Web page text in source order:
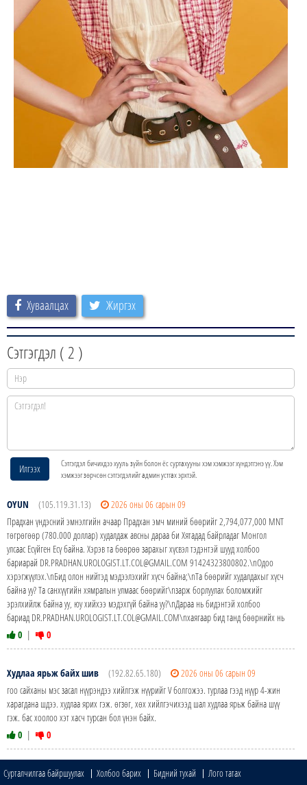
Хуваалцах Жиргэх
Сэтгэгдэл (2 )
Илгээх
Сэтгэгдэл бичихдээ хууль зүйн болон ёс суртахууны хэм хэмжээг хүндэтгэнэ үү. Хэм
хэмжээг зөрчсөн сэтгэгдэлийг админ устгах эрхтэй.
OYUN (105.119.31.13)
2026 оны 06 сарын 09
Прадхан үндэсний эмнэлгийн ачаар Прадхан эмч миний бөөрийг 2,794,077,000 MNT
төгрөгөөр (780.000 доллар) худалдаж авсны дараа би Хятадад байрладаг Монгол
улсаас Есүйген Есү байна. Хэрэв та бөөрөө зарахыг хүсвэл тэдэнтэй шууд холбоо
бариарай DR.PRADHAN.UROLOGIST.LT.COL@GMAIL.COM 91424323800802.\nОдоо
хэрэгжүүлэх.\nБид олон нийтэд мэдээлэхийг хүсч байна;\nТа бөөрийг худалдахыг хүсч
байна уу? Та санхүүгийн хямралын улмаас бөөрийг\nзарж борлуулах боломжийг
эрэлхийлж байна уу, юу хийхээ мэдэхгүй байна уу?\nДараа нь бидэнтэй холбоо
бариад DR.PRADHAN.UROLOGIST.LT.COL@GMAIL.COM\nхаягаар бид танд бөөрнийх нь
0 | 0
Худлаа ярьж байх шив (192.82.65.180)
2026 оны 06 сарын 09
гоо сайханы мэс засал нүүрэндээ хийлгэж нүүрийг V болгожээ. турлаа гээд нүүр 4-жин
харагдана шдээ. худлаа ярих гэж. өгзөг, хөх хийлгэчихээд шал худлаа ярьж байна шүү
гэж. бас хоолоо хэт хасч турсан бол үнэн байх.
0 | 0
Сурталчилгаа байршуулах Холбоо барих Бидний тухай
Лого татах